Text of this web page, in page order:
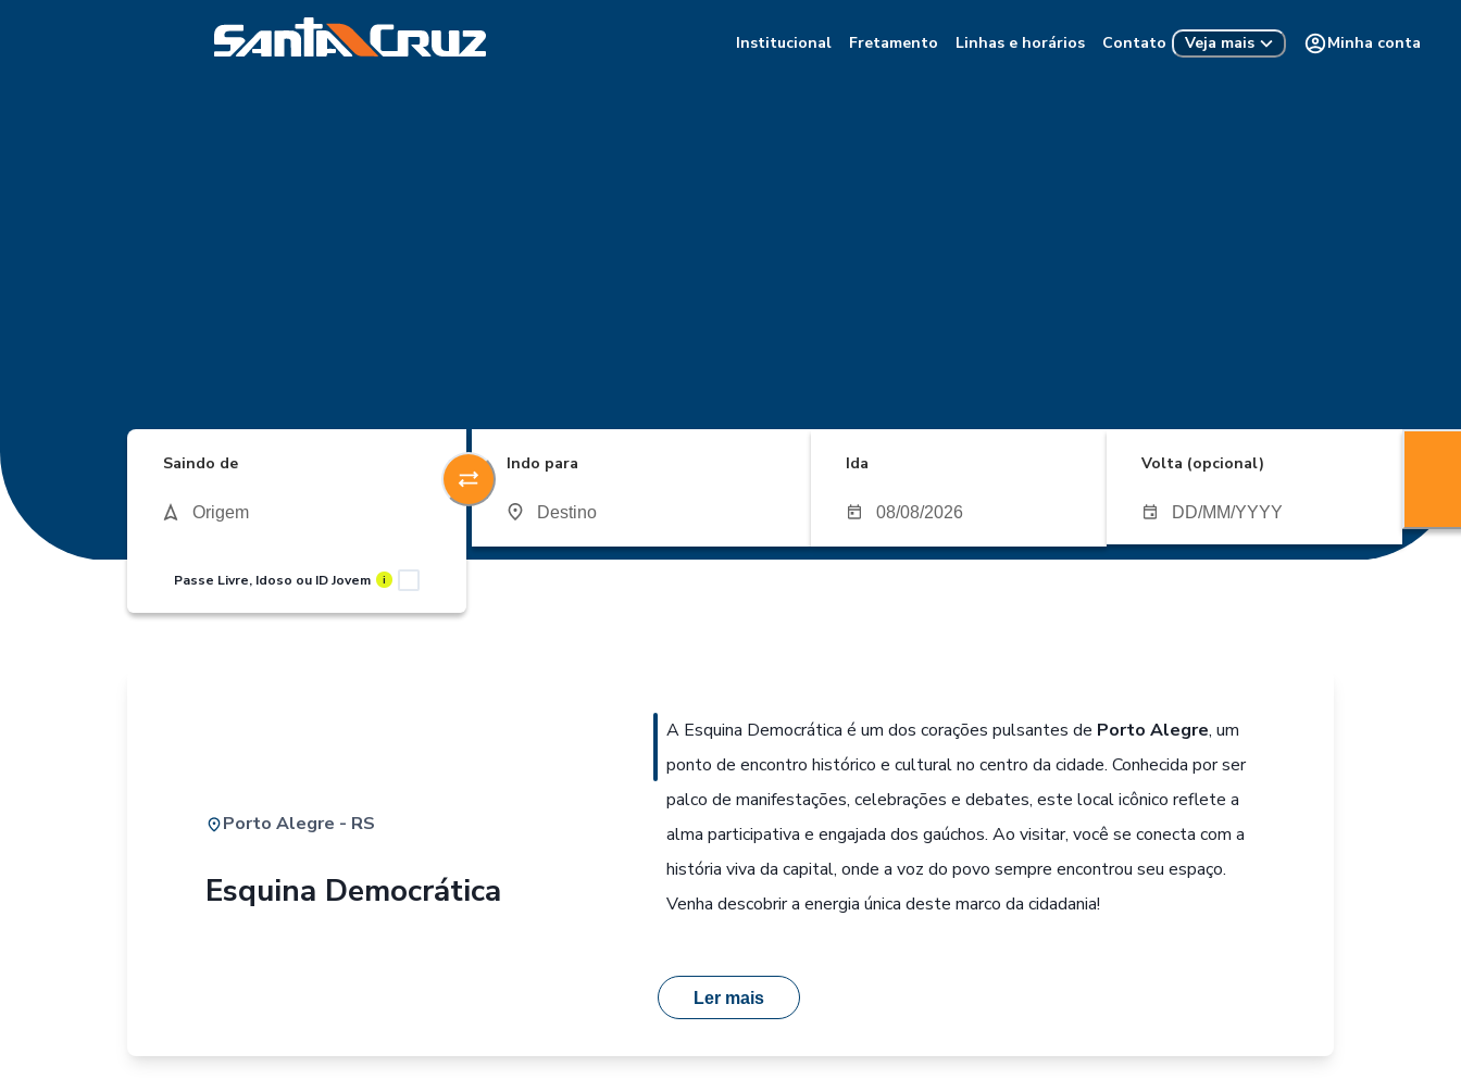
Institucional Fretamento Linhas e horários Contato Veja mais Minha conta
Saindo de
Passe Livre, Idoso ou ID Jovem i
Indo para Ida Volta (opcional)
Porto Alegre - RS
Esquina Democrática
A Esquina Democrática é um dos corações pulsantes de Porto Alegre, um
ponto de encontro histórico e cultural no centro da cidade. Conhecida por ser
palco de manifestações, celebrações e debates, este local icônico reflete a
alma participativa e engajada dos gaúchos. Ao visitar, você se conecta com a
história viva da capital, onde a voz do povo sempre encontrou seu espaço.
Venha descobrir a energia única deste marco da cidadania!
Ler mais